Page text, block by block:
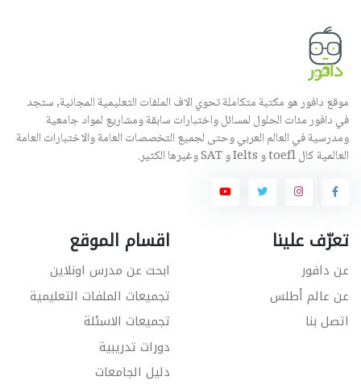
موقع دافور هو مكتبة متكاملة تحوي الاف الملفات التعليمية المجانية, ستجد
في دافور مئات الحلول لمسائل واختبارات سابقة ومشاريع لمواد جامعية
ومدرسية في العالم العربي وحتى لجميع التخصصات العامة والاختبارات العامة
العالمية كال toefl و Ielts و SAT وغيرها الكثير.
تعرّف علينا
عن دافور
عن عالم أطلس
اتصل بنا
اقسام الموقع
ابحث عن مدرس اونلاين
تجميعات الملفات التعليمية
تجميعات الاسئلة
دورات تدريبية
دليل الجامعات